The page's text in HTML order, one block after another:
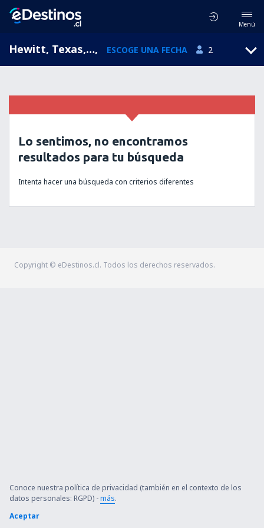
Menú
Hewitt, Texas, Estados Unidos, ESCOGE UNA FECHA 2
Lo sentimos, no encontramos
resultados para tu búsqueda
Intenta hacer una búsqueda con criterios diferentes
Copyright © eDestinos.cl. Todos los derechos reservados.
Conoce nuestra política de privacidad (también en el contexto de los
datos personales: RGPD) -más.
Aceptar